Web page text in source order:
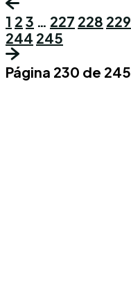
1 2 3 … 227 228 229
244 245
Página 230 de 245